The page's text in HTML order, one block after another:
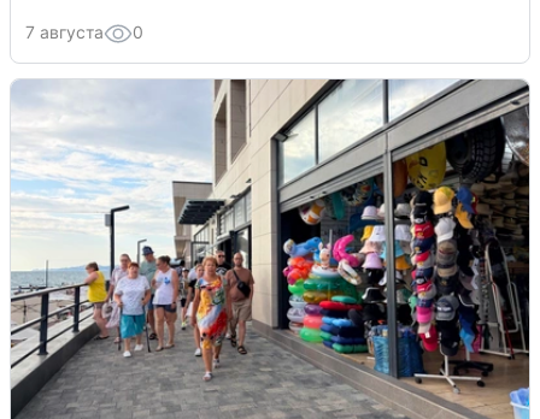
7 августа 0